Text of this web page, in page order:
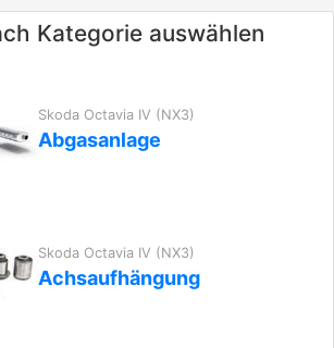
Kategorie auswählen
Skoda Octavia IV (NX3)
Abgasanlage
Skoda Octavia IV (NX3)
Achsaufhängung